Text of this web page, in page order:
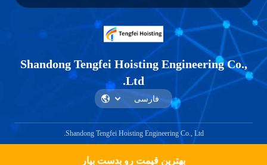
بهترین قیمت رو بدست بیار
Shandong Tengfei Hoisting Engineering Co.,
Ltd.
Shandong Tengfei Hoisting Engineering Co., Ltd.
Get a Quote